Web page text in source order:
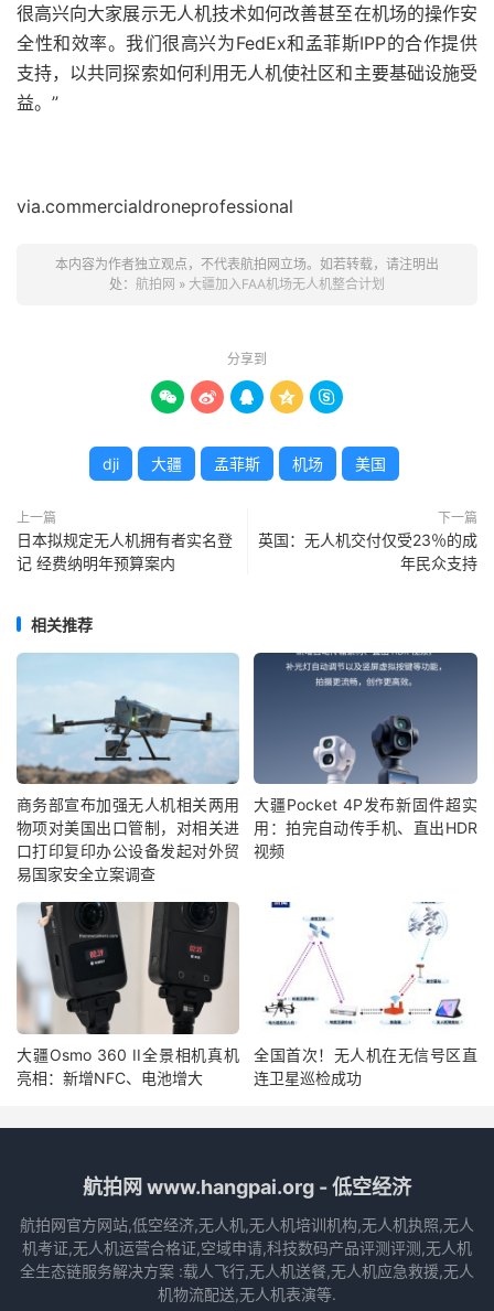
很高兴向大家展示无人机技术如何改善甚至在机场的操作安
全性和效率。我们很高兴为FedEx和孟菲斯IPP的合作提供
支持，以共同探索如何利用无人机使社区和主要基础设施受
益。”
via.commercialdroneprofessional
本内容为作者独立观点，不代表航拍网立场。如若转载，请注明出
处： 航拍网 » 大疆加入FAA机场无人机整合计划
分享到
    
dji 大疆 孟菲斯 机场 美国
上一篇
日本拟规定无人机拥有者实名登
记 经费纳明年预算案内
下一篇
英国：无人机交付仅受23％的成
年民众支持
相关推荐
商务部宣布加强无人机相关两用
物项对美国出口管制，对相关进
口打印复印办公设备发起对外贸
易国家安全立案调查
大疆Pocket 4P发布新固件超实
用：拍完自动传手机、直出HDR
视频
大疆Osmo 360 II全景相机真机
亮相：新增NFC、电池增大
全国首次！无人机在无信号区直
连卫星巡检成功
航拍网 www.hangpai.org - 低空经济
航拍网官方网站,低空经济,无人机,无人机培训机构,无人机执照,无人
机考证,无人机运营合格证,空域申请,科技数码产品评测评测,无人机
全生态链服务解决方案 :载人飞行,无人机送餐,无人机应急救援,无人
机物流配送,无人机表演等.